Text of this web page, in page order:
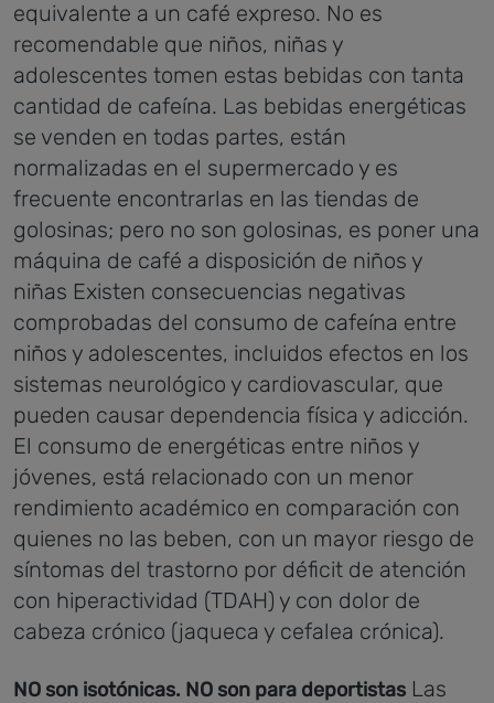
equivalente a un café expreso. No es
recomendable que niños, niñas y
adolescentes tomen estas bebidas con tanta
cantidad de cafeína. Las bebidas energéticas
se venden en todas partes, están
normalizadas en el supermercado y es
frecuente encontrarlas en las tiendas de
golosinas; pero no son golosinas, es poner una
máquina de café a disposición de niños y
niñas Existen consecuencias negativas
comprobadas del consumo de cafeína entre
niños y adolescentes, incluidos efectos en los
sistemas neurológico y cardiovascular, que
pueden causar dependencia física y adicción.
El consumo de energéticas entre niños y
jóvenes, está relacionado con un menor
rendimiento académico en comparación con
quienes no las beben, con un mayor riesgo de
síntomas del trastorno por déficit de atención
con hiperactividad (TDAH) y con dolor de
cabeza crónico (jaqueca y cefalea crónica).
NO son isotónicas. NO son para deportistas Las